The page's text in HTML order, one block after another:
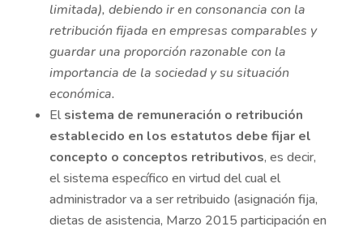
limitada), debiendo ir en consonancia con la
retribución fijada en empresas comparables y
guardar una proporción razonable con la
importancia de la sociedad y su situación
económica.
Elsistema de remuneración o retribución
establecido en los estatutos debe fijar el
concepto o conceptos retributivos, es decir,
el sistema específico en virtud del cual el
administrador va a ser retribuido (asignación fija,
dietas de asistencia, Marzo 2015 participación en